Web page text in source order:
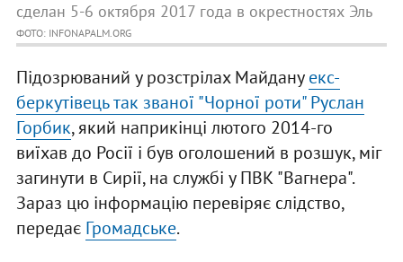
сделан 5-6 октября 2017 года в окрестностях Эль
ФОТО: INFONAPALM.ORG
Підозрюваний у розстрілах Майдануекс-
беркутівець так званої "Чорної роти" Руслан
Горбик, який наприкінці лютого 2014-го
виїхав до Росії і був оголошений в розшук, міг
загинути в Сирії, на службі у ПВК "Вагнера".
Зараз цю інформацію перевіряє слідство,
передає Громадське.